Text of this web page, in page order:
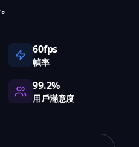
60fps
幀率
99.2%
用戶滿意度